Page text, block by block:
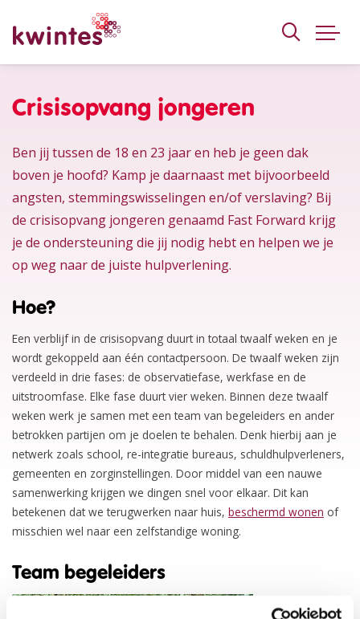
Crisisopvang jongeren
Ben jij tussen de 18 en 23 jaar en heb je geen dak
boven je hoofd? Kamp je daarnaast met bijvoorbeeld
angsten, stemmingswisselingen en/of verslaving? Bij
de crisisopvang jongeren genaamd Fast Forward krijg
je de ondersteuning die jij nodig hebt en helpen we je
op weg naar de juiste hulpverlening.
Hoe?
Een verblijf in de crisisopvang duurt in totaal twaalf weken en je
wordt gekoppeld aan één contactpersoon. De twaalf weken zijn
verdeeld in drie fases: de observatiefase, werkfase en de
uitstroomfase. Elke fase duurt vier weken. Binnen deze twaalf
weken werk je samen met een team van begeleiders en ander
betrokken partijen om je doelen te behalen. Denk hierbij aan je
netwerk zoals school, re-integratie bureaus, schuldhulpverleners,
gemeenten en zorginstellingen. Door middel van een nauwe
samenwerking krijgen we dingen snel voor elkaar. Dit kan
betekenen dat we terugwerken naar huis, beschermd wonen of
misschien wel naar een zelfstandige woning.
Team begeleiders